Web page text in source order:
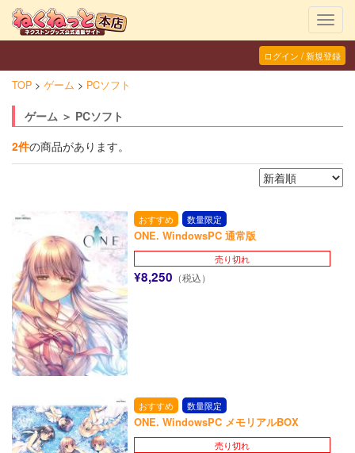
ログイン / 新規登録
TOP ゲーム PCソフト
ゲーム ＞ PCソフト
2件の商品があります。
おすすめ 数量限定
ONE. WindowsPC 通常版
売り切れ
¥8,250 （税込）
おすすめ 数量限定
ONE. WindowsPC メモリアルBOX
売り切れ